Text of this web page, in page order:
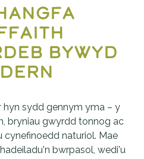
hyn sydd gennym yma – y
bryniau gwyrdd tonnog ac
cynefinoedd naturiol. Mae
bwrpasol, wedi'u